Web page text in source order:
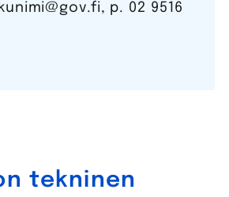
p. 02 9516
tekninen